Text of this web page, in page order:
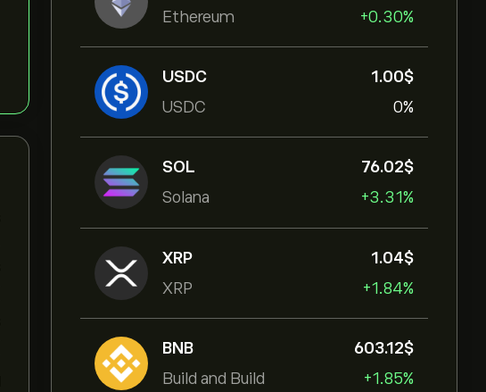
Ethereum
+0.30%
USDC
USDC
1.00‎$‎
0%
SOL
Solana
76.02‎$‎
+3.31%
XRP
XRP
1.04‎$‎
+1.84%
BNB
Build and Build
603.12‎$‎
+1.85%